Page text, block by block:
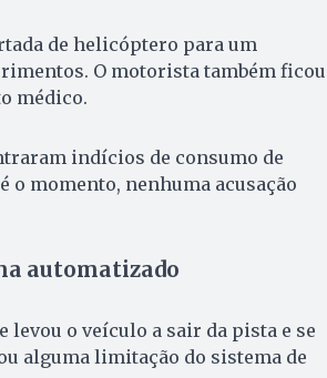
de helicóptero para um
O motorista também ficou
médico.
indícios de consumo de
o momento, nenhuma acusação
automatizado
levou o veículo a sair da pista e se
alguma limitação do sistema de